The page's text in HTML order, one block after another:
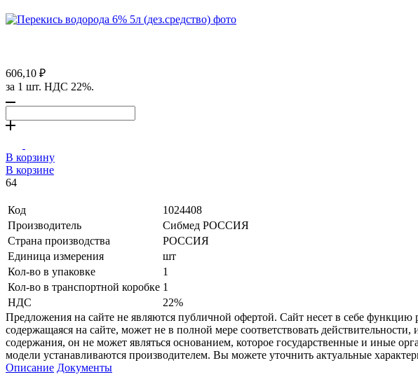
606,10 ₽
за 1 шт. НДС 22%.
В корзину
В корзине
64
Код
1024408
Производитель
Сибмед РОССИЯ
Страна производства
РОССИЯ
Единица измерения
шт
Кол-во в упаковке
1
Кол-во в транспортной коробке 1
НДС
22%
Предложения на сайте не являются публичной офертой. Сайт несет в себе
содержащаяся на сайте, может не в полной мере соответствовать
содержания, он не может являться основанием, которое государственные и иные
модели устанавливаются производителем. Вы можете уточнить актуальные
Описание Документы